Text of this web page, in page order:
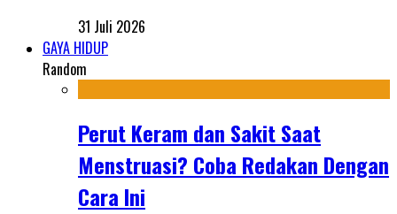
31 Juli 2026
GAYA HIDUP
Random
Perut Keram dan Sakit Saat
Menstruasi? Coba Redakan Dengan
Cara Ini